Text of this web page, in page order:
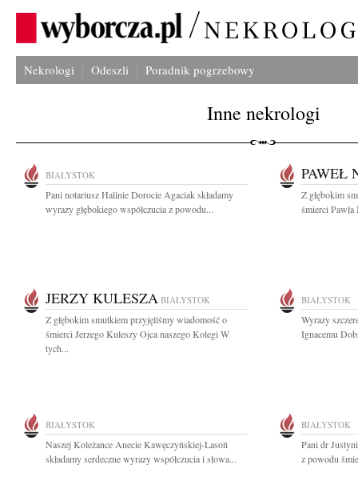
Nekrologi Odeszli Poradnik pogrzebowy
Inne nekrologi
BIAŁYSTOK
Pani notariusz Halinie Dorocie Agaciak składamy
wyrazy głębokiego współczucia z powodu...
PAWEŁ
Z głębokim
śmierci
JERZY KULESZA BIAŁYSTOK
Z głębokim smutkiem przyjęliśmy wiadomość o
śmierci Jerzego Kuleszy Ojca naszego Kolegi W
tych...
BIAŁYSTOK
Wyrazy
Ignacemu
BIAŁYSTOK
Naszej Koleżance Anecie Kawęczyńskiej-Lasoń
składamy serdeczne wyrazy współczucia i słowa...
BIAŁYSTOK
Pani dr
z powodu